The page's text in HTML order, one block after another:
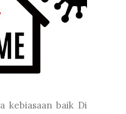
kebiasaan baik Di